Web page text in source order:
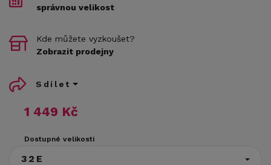
1 449 Kč
Dostupné velikosti
32E
správnou velikost
Kde můžete vyzkoušet?
Zobrazit prodejny
Sdílet